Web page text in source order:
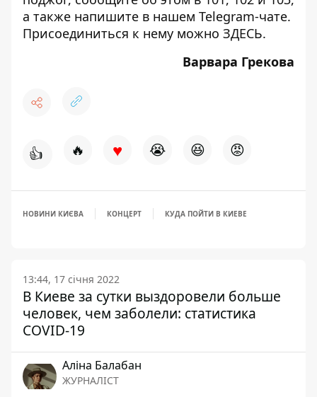
а также напишите в нашем Telegram-чате.
Присоединиться к нему можно ЗДЕСЬ.
Варвара Грекова
👍 🔥 ♥ 😭 😆 😡
НОВИНИ КИЄВА КОНЦЕРТ КУДА ПОЙТИ В КИЕВЕ
13:44, 17 січня 2022
В Киеве за сутки выздоровели больше
человек, чем заболели: статистика
COVID-19
Аліна Балабан
ЖУРНАЛІСТ